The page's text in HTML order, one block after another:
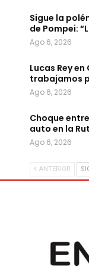
Sigue la
de Pompei:
Ago 6, 2026
Lucas Rey en
trabajamos
Ago 6, 2026
Choque
auto en la
Ago 6, 2026
ANTERIOR